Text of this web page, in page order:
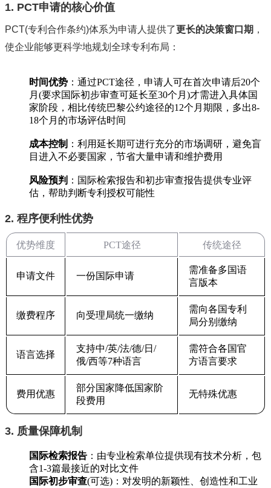
1. PCT申请的核心价值
PCT(专利合作条约)体系为申请人提供了‌更长的决策窗口期 ‌，
使企业能够更科学地规划全球专利布局：
时间优势 ‌：通过PCT途径，申请人可在首次申请后20个
月(要求国际初步审查可延长至30个月)才需进入具体国
家阶段，相比传统巴黎公约途径的12个月期限，多出8-
18个月的市场评估时间
成本控制 ‌：利用延长期可进行充分的市场调研，避免盲
目进入不必要国家，节省大量申请和维护费用
风险预判 ‌：国际检索报告和初步审查报告提供专业评
估，帮助判断专利授权可能性
2. 程序便利性优势
优势维度 PCT途径 传统途径
申请文件 一份国际申请
需准备多国语
言版本
缴费程序 向受理局统一缴纳
需向各国专利
局分别缴纳
语言选择
支持中/英/法/德/日/
俄/西等7种语言
需符合各国官
方语言要求
费用优惠
部分国家降低国家阶
段费用
无特殊优惠
3. 质量保障机制
国际检索报告 ‌：由专业检索单位提供现有技术分析，包
含1-3篇最接近的对比文件
国际初步审查‌(可选)：对发明的新颖性、创造性和工业